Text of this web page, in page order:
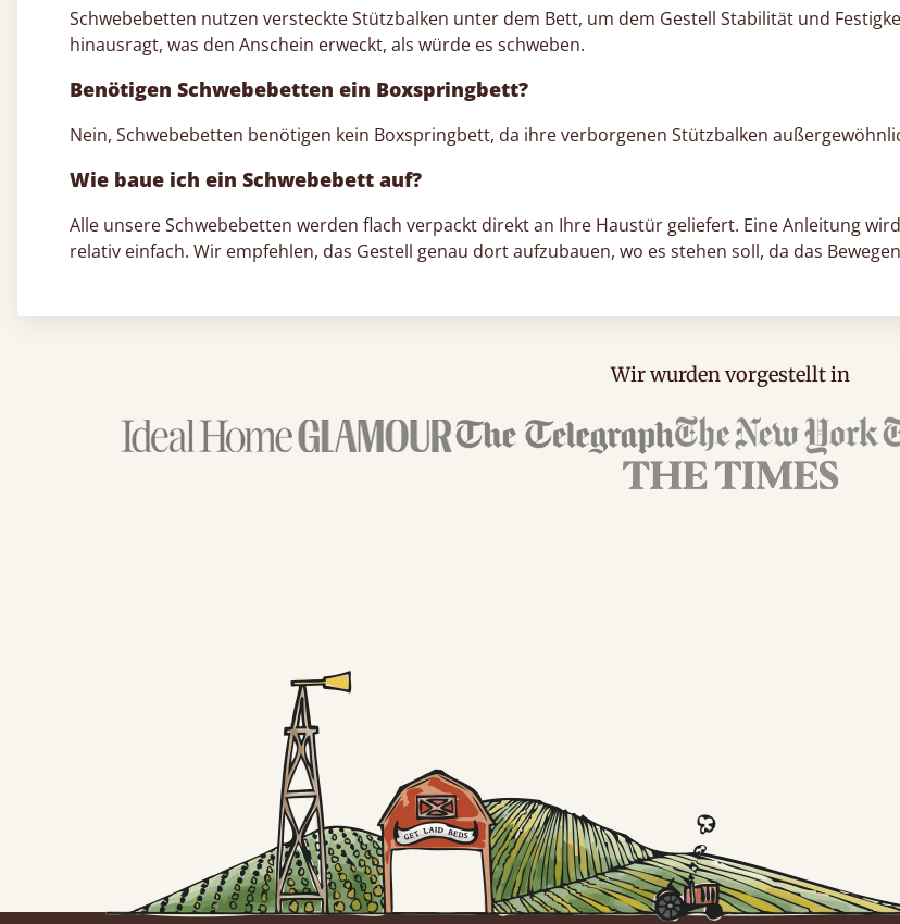
Schwebebetten nutzen versteckte Stützbalken unter dem Bett, um dem Gestell Stabilität und
hinausragt, was den Anschein erweckt, als würde es schweben.
Benötigen Schwebebetten ein Boxspringbett?
Nein, Schwebebetten benötigen kein Boxspringbett, da ihre verborgenen Stützbalken
Wie baue ich ein Schwebebett auf?
Alle unsere Schwebebetten werden flach verpackt direkt an Ihre Haustür geliefert. Eine Anleitung
relativ einfach. Wir empfehlen, das Gestell genau dort aufzubauen, wo es stehen soll, da das
Wir wurden vorgestellt in